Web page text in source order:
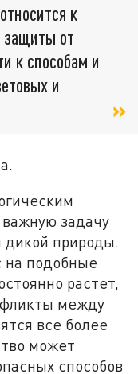
к
защиты от
к способам и
и
задачу
дикой природы.
на подобные
растет,
между
все более
может
способов